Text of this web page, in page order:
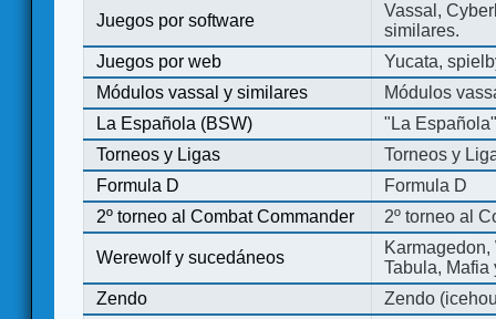
Juegos por software
Vassal,
similares.
Juegos por web
Yucata,
Módulos vassal y similares
Módulos
La Española (BSW)
"La
Torneos y Ligas
Torneos y
Formula D
Formula D
2º torneo al Combat Commander
2º torneo al
Werewolf y sucedáneos
Tabula, Mafia
Zendo
Zendo